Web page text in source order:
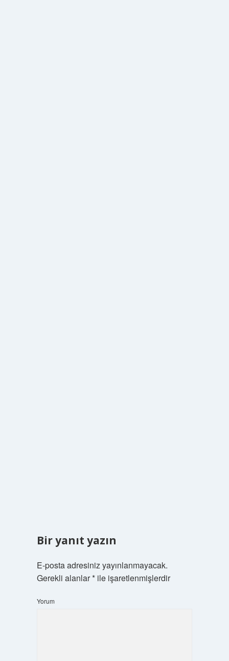
Bir yanıt yazın
E-posta adresiniz yayınlanmayacak.
Gerekli alanlar*ile işaretlenmişlerdir
Yorum